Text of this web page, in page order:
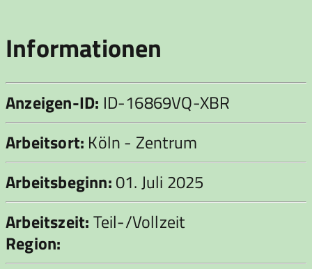
Informationen
Anzeigen-ID: ID-16869VQ-XBR
Arbeitsort: Köln - Zentrum
Arbeitsbeginn:01. Juli 2025
Arbeitszeit:Teil-/Vollzeit
Region: